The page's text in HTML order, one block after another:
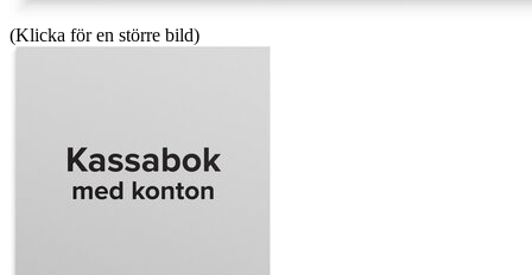
(Klicka för en större bild)